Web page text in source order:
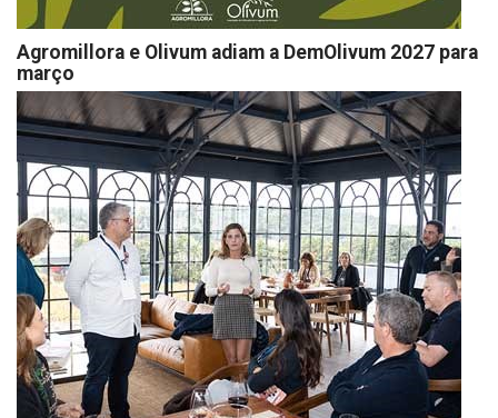
Agromillora e Olivum adiam a DemOlivum 2027 para
março